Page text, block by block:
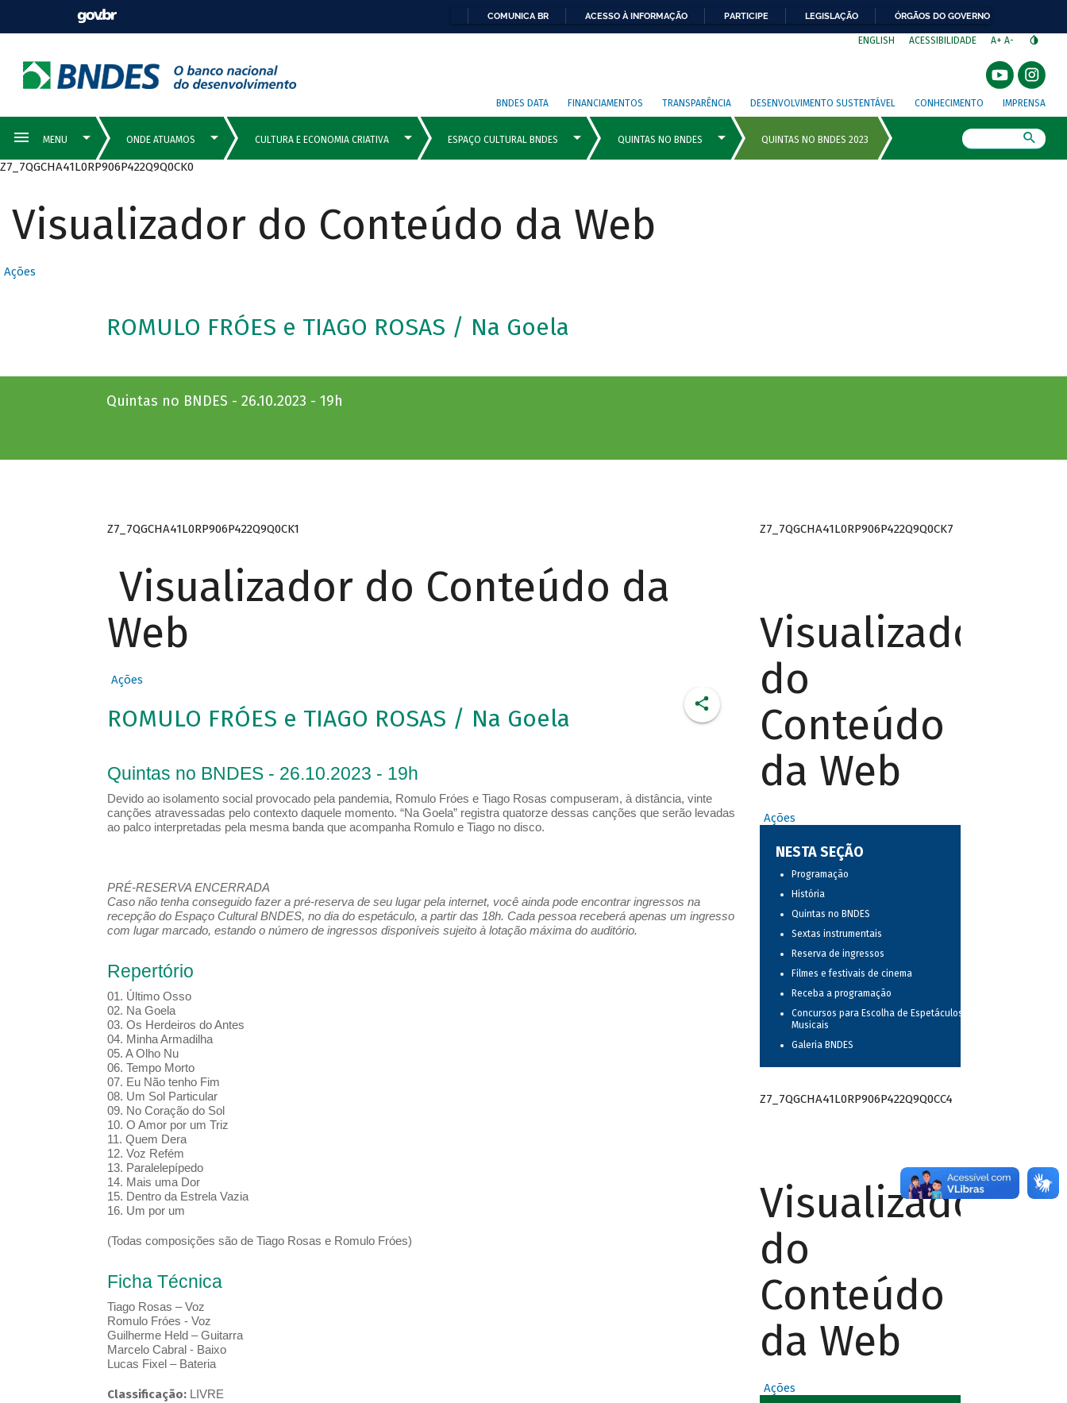
COMUNICA BR ACESSO À INFORMAÇÃO PARTICIPE LEGISLAÇÃO ÓRGÃOS DO GOVERNO
ENGLISH ACESSIBILIDADE A+ A-
BNDES DATA FINANCIAMENTOS TRANSPARÊNCIA DESENVOLVIMENTO SUSTENTÁVEL CONHECIMENTO IMPRENSA
Z7_7QGCHA41L0RP906P422Q9Q0CK0
Visualizador do Conteúdo da Web
Ações
ROMULO FRÓES e TIAGO ROSAS / Na Goela
Quintas no BNDES - 26.10.2023 - 19h
Z7_7QGCHA41L0RP906P422Q9Q0CK1
Visualizador do Conteúdo da
Web
Ações
ROMULO FRÓES e TIAGO ROSAS / Na Goela
Quintas no BNDES - 26.10.2023 - 19h
Devido ao isolamento social provocado pela pandemia, Romulo Fróes e Tiago Rosas compuseram, à distância, vinte
canções atravessadas pelo contexto daquele momento. “Na Goela” registra quatorze dessas canções que serão levadas
ao palco interpretadas pela mesma banda que acompanha Romulo e Tiago no disco.
PRÉ-RESERVA ENCERRADA
Caso não tenha conseguido fazer a pré-reserva de seu lugar pela internet, você ainda pode encontrar ingressos na
recepção do Espaço Cultural BNDES, no dia do espetáculo, a partir das 18h. Cada pessoa receberá apenas um ingresso
com lugar marcado, estando o número de ingressos disponíveis sujeito à lotação máxima do auditório.
Repertório
01. Último Osso
02. Na Goela
03. Os Herdeiros do Antes
04. Minha Armadilha
05. A Olho Nu
06. Tempo Morto
07. Eu Não tenho Fim
08. Um Sol Particular
09. No Coração do Sol
10. O Amor por um Triz
11. Quem Dera
12. Voz Refém
13. Paralelepípedo
14. Mais uma Dor
15. Dentro da Estrela Vazia
16. Um por um
(Todas composições são de Tiago Rosas e Romulo Fróes)
Ficha Técnica
Tiago Rosas – Voz
Romulo Fróes - Voz
Guilherme Held – Guitarra
Marcelo Cabral - Baixo
Lucas Fixel – Bateria
Classificação: LIVRE
Z7_7QGCHA41L0RP906P422Q9Q0CK7
Visualizador
do
Conteúdo
da Web
Ações
NESTA SEÇÃO
Programação
História
Quintas no BNDES
Sextas instrumentais
Reserva de ingressos
Filmes e festivais de cinema
Receba a programação
Concursos para Escolha de Espetáculos
Musicais
Galeria BNDES
Z7_7QGCHA41L0RP906P422Q9Q0CC4
Visualizador
do
Conteúdo
da Web
Ações